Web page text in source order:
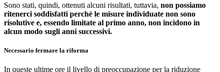
Sono stati, quindi, ottenuti alcuni risultati, tuttavia, non possiamo
ritenerci soddisfatti perché le misure individuate non sono
risolutive e, essendo limitate al primo anno, non incidono in
alcun modo sugli anni successivi.
Necessario fermare la riforma
In queste ultime ore il livello di preoccupazione per la riduzione